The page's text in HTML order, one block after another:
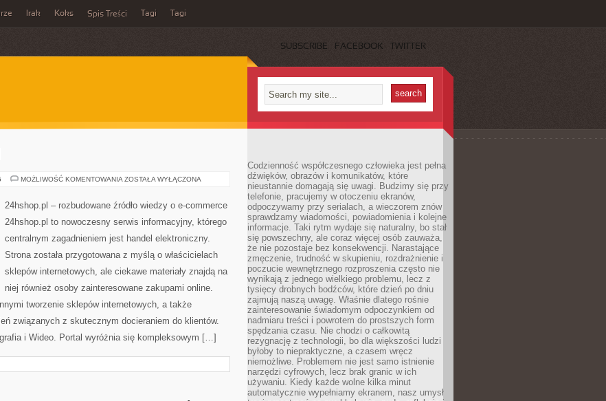
Irak Koks Spis Treści Tagi Tagi
SUBSCRIBE FACEBOOK TWITTER
MOŻLIWOŚĆ KOMENTOWANIA TRENDY
ZOSTAŁA WYŁĄCZONA
24hshop.pl – rozbudowane źródło wiedzy o e-commerce
24hshop.pl to nowoczesny serwis informacyjny, którego
centralnym zagadnieniem jest handel elektroniczny.
Strona została przygotowana z myślą o właścicielach
sklepów internetowych, ale ciekawe materiały znajdą na
niej również osoby zainteresowane zakupami online.
tworzenie sklepów internetowych, a także
związanych z skutecznym docieraniem do klientów.
i Wideo. Portal wyróżnia się kompleksowym […]
Codzienność współczesnego człowieka jest pełna
dźwięków, obrazów i komunikatów, które
nieustannie domagają się uwagi. Budzimy się przy
telefonie, pracujemy w otoczeniu ekranów,
odpoczywamy przy serialach, a wieczorem znów
sprawdzamy wiadomości, powiadomienia i kolejne
informacje. Taki rytm wydaje się naturalny, bo stał
się powszechny, ale coraz więcej osób zauważa,
że nie pozostaje bez konsekwencji. Narastające
zmęczenie, trudność w skupieniu, rozdrażnienie i
poczucie wewnętrznego rozproszenia często nie
wynikają z jednego wielkiego problemu, lecz z
tysięcy drobnych bodźców, które dzień po dniu
zajmują naszą uwagę. Właśnie dlatego rośnie
zainteresowanie świadomym odpoczynkiem od
nadmiaru treści i powrotem do prostszych form
spędzania czasu. Nie chodzi o całkowitą
rezygnację z technologii, bo dla większości ludzi
byłoby to niepraktyczne, a czasem wręcz
niemożliwe. Problemem nie jest samo istnienie
narzędzi cyfrowych, lecz brak granic w ich
używaniu. Kiedy każde wolne kilka minut
automatycznie wypełniamy ekranem, nasz umysł